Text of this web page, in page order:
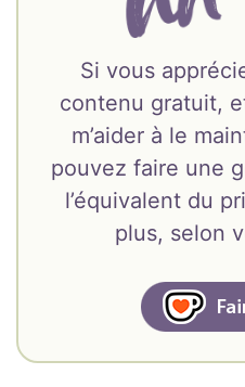
Si vous
contenu gratuit,
m’aider à le
pouvez faire une
l’équivalent du
plus, selon